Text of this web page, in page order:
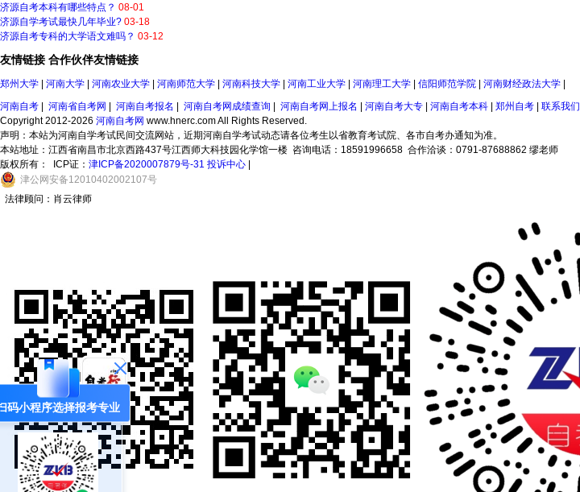
济源自考本科有哪些特点？ 08-01
济源自学考试最快几年毕业? 03-18
济源自考专科的大学语文难吗？ 03-12
码小程序选择报考专业
友情链接 合作伙伴友情链接
郑州大学 河南大学 河南农业大学 河南师范大学 河南科技大学 河南工业大学 河南理工大学 信阳师范学院 河南财经政法大学
河南自考
河南省自考网 河南自考报名 河南自考网成绩查询 河南自考网上报名 河南自考大专 河南自考本科 郑州自考 联系我们
Copyright 2012-2026 河南自考网 www.hnerc.com All Rights Reserved.
声明：本站为河南自学考试民间交流网站，近期河南自学考试动态请各位考生以省教育考试院、各市自考办通知为准。
本站地址：江西省南昌市北京西路437号江西师大科技园化学馆一楼 咨询电话：18591996658 合作洽谈：0791-87688862 缪老师
版权所有：
ICP证： 津ICP备2020007879号-31 投诉中心
津公网安备12010402002107号
法律顾问：肖云律师